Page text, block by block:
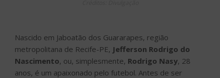
Nascido em Jaboatão dos Guararapes, região
metropolitana de Recife-PE, Jefferson Rodrigo do
Nascimento, ou, simplesmente, Rodrigo Nasy, 28
anos, é um apaixonado pelo futebol. Antes de ser